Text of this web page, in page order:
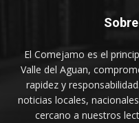
El Comejamo es el
Valle del Aguan,
rapidez y
noticias locales,
cercano a nuestros